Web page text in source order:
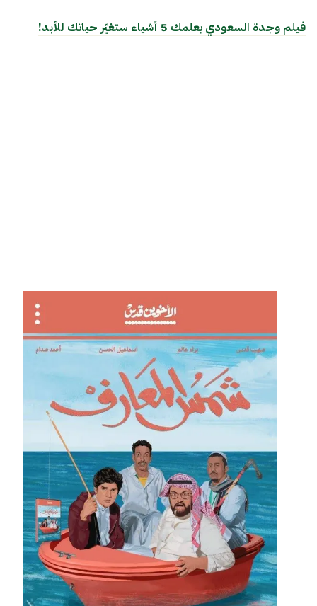
فيلم وجدة السعودي يعلمك 5 أشياء ستغيّر حياتك للأبد!